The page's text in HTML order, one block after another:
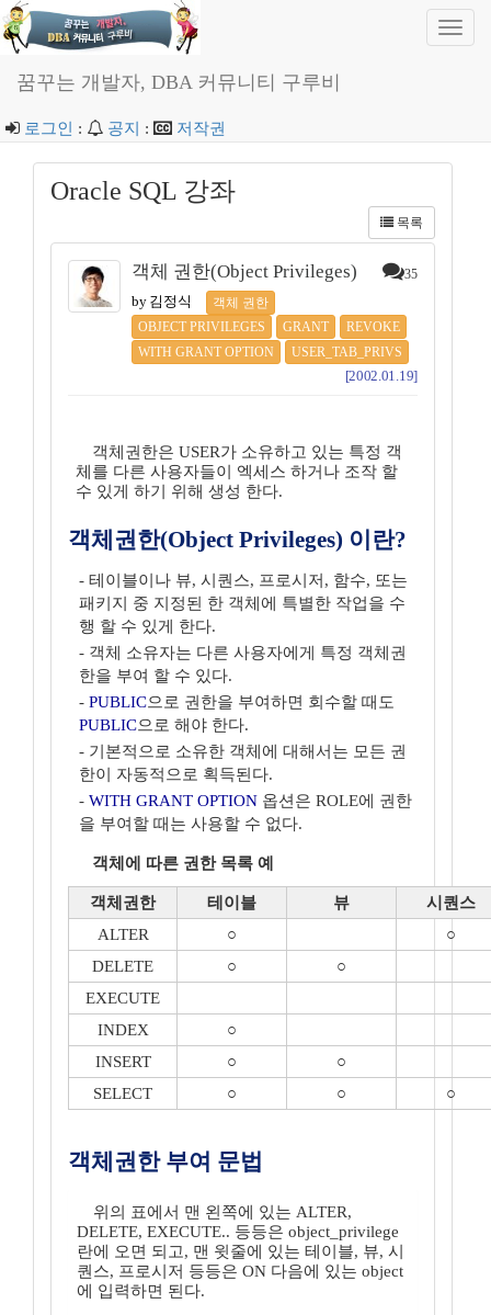
꿈꾸는 개발자, DBA 커뮤니티 구루비
로그인 : 공지 : 저작권
Oracle SQL 강좌
목록
객체 권한(Object Privileges) 35
by 김정식
객체 권한
OBJECT PRIVILEGES
GRANT
REVOKE
WITH GRANT OPTION
USER_TAB_PRIVS
[2002.01.19]
객체권한은 USER가 소유하고 있는 특정 객
체를 다른 사용자들이 엑세스 하거나 조작 할
수 있게 하기 위해 생성 한다.
객체권한(Object Privileges) 이란?
- 테이블이나 뷰, 시퀀스, 프로시저, 함수, 또는
패키지 중 지정된 한 객체에 특별한 작업을 수
행 할 수 있게 한다.
- 객체 소유자는 다른 사용자에게 특정 객체권
한을 부여 할 수 있다.
- PUBLIC으로 권한을 부여하면 회수할 때도
PUBLIC으로 해야 한다.
- 기본적으로 소유한 객체에 대해서는 모든 권
한이 자동적으로 획득된다.
- WITH GRANT OPTION 옵션은 ROLE에 권한
을 부여할 때는 사용할 수 없다.
객체에 따른 권한 목록 예
객체권한 테이블 뷰
시퀀스
ALTER
○
○
DELETE
○
○
EXECUTE
INDEX
○
INSERT
○
○
SELECT
○ ○ ○
객체권한 부여 문법
위의 표에서 맨 왼쪽에 있는 ALTER,
DELETE, EXECUTE.. 등등은 object_privilege
란에 오면 되고, 맨 윗줄에 있는 테이블, 뷰, 시
퀀스, 프로시저 등등은 ON 다음에 있는 object
에 입력하면 된다.